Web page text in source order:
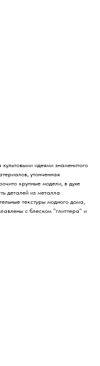
идеями знаменитого
утонченная
крупные модели, в духе
деталей из металла
текстуры модного дома,
с блеском "глиттера" и